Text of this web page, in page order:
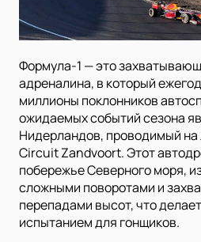
Формула-1 — это
адреналина, в который
миллионы поклонников
ожидаемых событий сезона
Нидерландов, проводимый на
Circuit Zandvoort. Этот
побережье Северного моря,
сложными поворотами и
перепадами высот, что
испытанием для гонщиков.